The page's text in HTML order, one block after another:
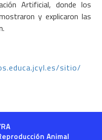
Artificial, donde los
y explicaron las
sitio/
Animal